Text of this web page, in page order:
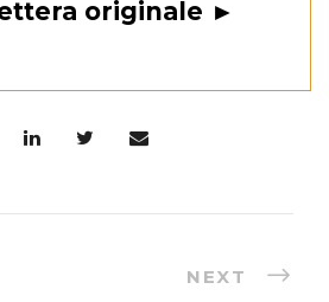
originale ►
NEXT